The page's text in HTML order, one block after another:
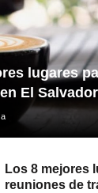
lugares
El Salvador
Los 8 mejores
reuniones de